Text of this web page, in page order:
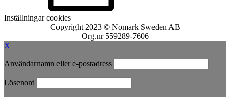
Inställningar cookies
Copyright 2023 © Nomark Sweden AB
Org.nr 559289-7606
X
Användarnamn eller e-postadress
Lösenord